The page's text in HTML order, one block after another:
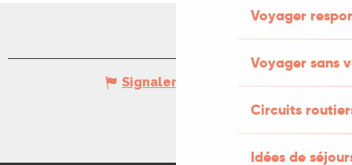
Voyager
Voyager sans
Circuits
Idées de
Signaler une erreur